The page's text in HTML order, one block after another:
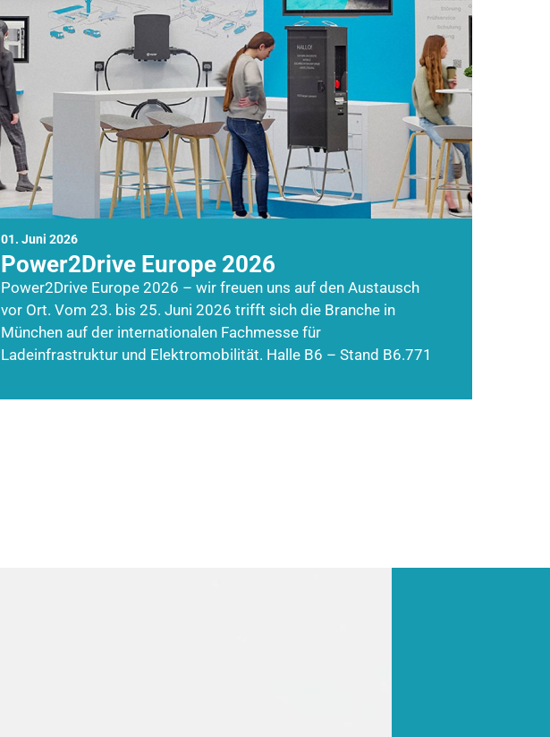
01. Juni 2026
Power2Drive Europe 2026
Power2Drive Europe 2026 – wir freuen uns auf den Austausch
vor Ort. Vom 23. bis 25. Juni 2026 trifft sich die Branche in
München auf der internationalen Fachmesse für
Ladeinfrastruktur und Elektromobilität. Halle B6 – Stand B6.771